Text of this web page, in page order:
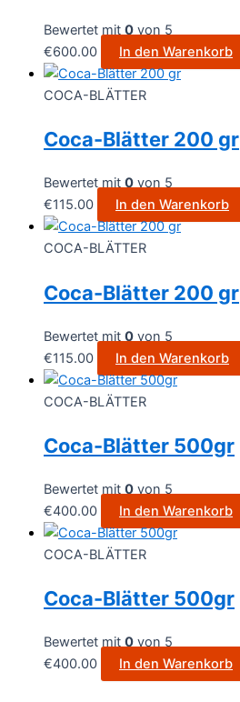
Bewertet mit 0 von 5
€600.00 In den Warenkorb
COCA-BLÄTTER
Coca-Blätter 200 gr
Bewertet mit 0 von 5
€115.00 In den Warenkorb
COCA-BLÄTTER
Coca-Blätter 200 gr
Bewertet mit 0 von 5
€115.00 In den Warenkorb
COCA-BLÄTTER
Coca-Blätter 500gr
Bewertet mit 0 von 5
€400.00 In den Warenkorb
COCA-BLÄTTER
Coca-Blätter 500gr
Bewertet mit 0 von 5
€400.00 In den Warenkorb